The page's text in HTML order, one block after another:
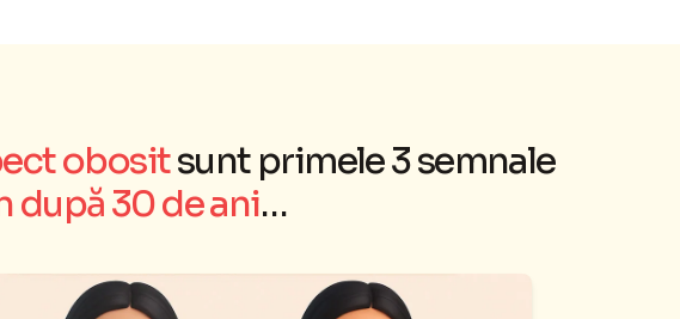
obositsunt primele 3 semnale
după 30 de ani…